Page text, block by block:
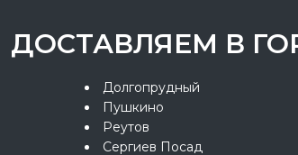
ДОСТАВЛЯЕМ В
Долгопрудный
Пушкино
Реутов
Сергиев Посад